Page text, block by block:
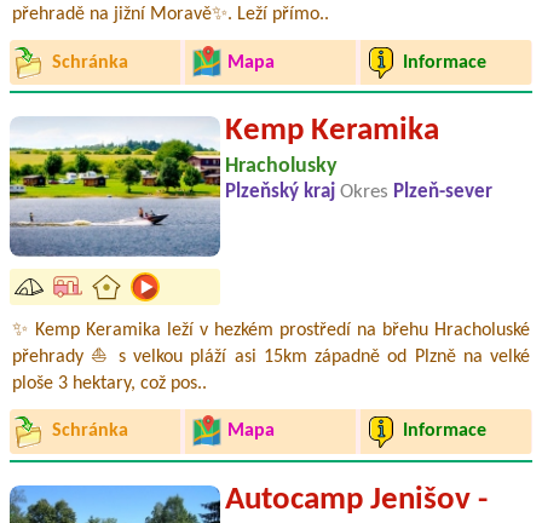
přehradě na jižní Moravě✨. Leží přímo..
Schránka Mapa Informace
Kemp Keramika
Hracholusky
Plzeňský kraj Okres Plzeň-sever
✨ Kemp Keramika leží v hezkém prostředí na břehu Hracholuské
přehrady ⛵ s velkou pláží asi 15km západně od Plzně na velké
ploše 3 hektary, což pos..
Schránka Mapa Informace
Autocamp Jenišov -